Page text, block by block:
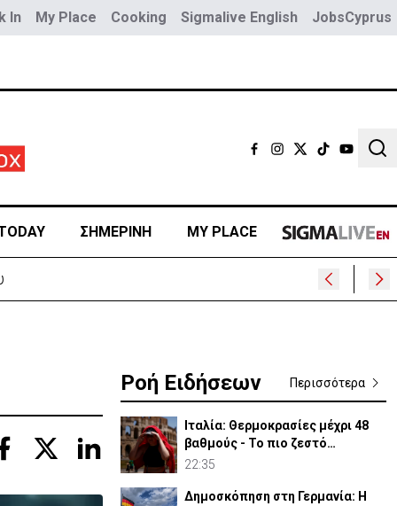
In My Place Cooking Sigmalive English JobsCyprus
ΣΗΜΕΡΙΝΗ MY PLACE
Ροή Ειδήσεων Περισσότερα
Ιταλία: Θερμοκρασίες μέχρι 48
βαθμούς - Το πιο ζεστό
καλοκαίρι των 100 χρόνων
22:35
Δημοσκόπηση στη Γερμανία: Η